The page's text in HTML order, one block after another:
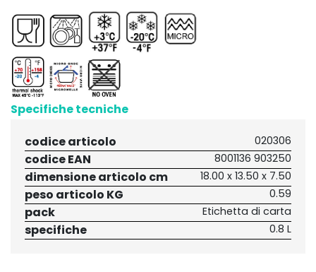
Specifiche tecniche
codice articolo
020306
codice EAN 8001136 903250
dimensione articolo cm 18.00 x 13.50 x 7.50
peso articolo KG 0.59
pack Etichetta di carta
specifiche 0.8 L